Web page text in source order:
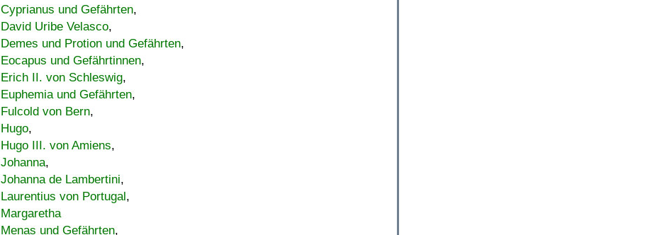
Cyprianus und Gefährten,
David Uribe Velasco,
Demes und Protion und Gefährten,
Eocapus und Gefährtinnen,
Erich II. von Schleswig,
Euphemia und Gefährten,
Fulcold von Bern,
Hugo,
Hugo III. von Amiens,
Johanna,
Johanna de Lambertini,
Laurentius von Portugal,
Margaretha
Menas und Gefährten,